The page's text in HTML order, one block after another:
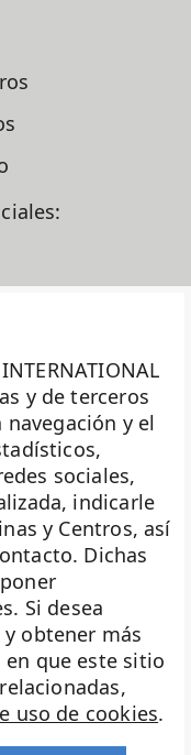
y de terceros
y el
sociales,
indicarle
y Centros, así
Dichas
Si desea
obtener más
que este sitio
uso de cookies.
- Hospiten es
de Fundaciones